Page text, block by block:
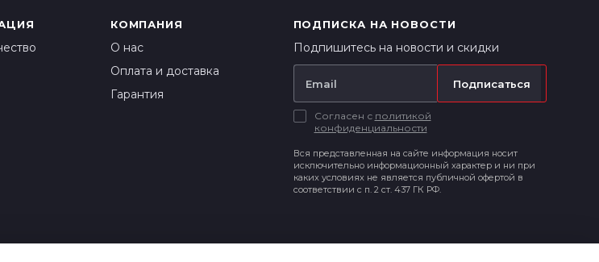
КОМПАНИЯ
О нас
Оплата и доставка
Гарантия
ПОДПИСКА НА НОВОСТИ
Подпишитесь на новости и скидки
Подписаться
Согласен с политикой
конфиденциальности
Вся представленная на сайте информация носит
исключительно информационный характер и ни при
каких условиях не является публичной офертой в
соответствии с п. 2 ст. 437 ГК РФ.